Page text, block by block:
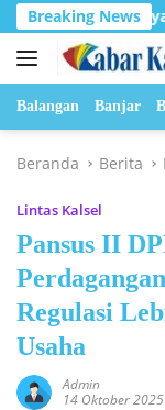
Langsung
ke
konten
Breaking News
Masyarakat
Balangan Banjar
Beranda Berita
Lintas Kalsel
Pansus II
Regulasi
Usaha
Admin
14 Oktober 2025